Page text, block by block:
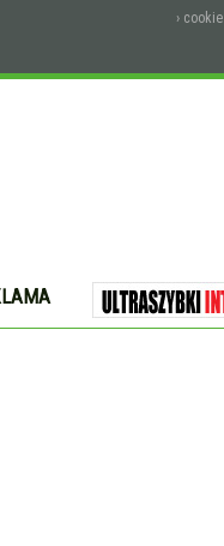
› cookie